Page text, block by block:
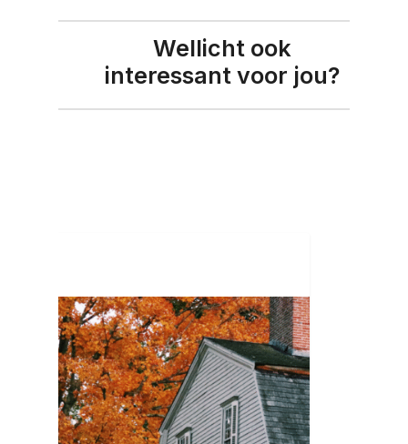
Wellicht ook
interessant voor jou?